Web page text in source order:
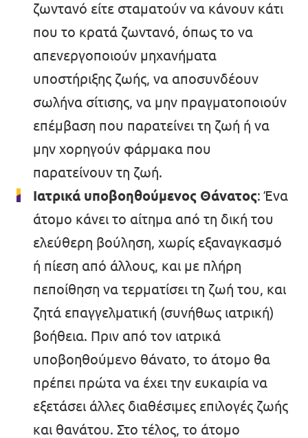
ζωντανό είτε σταματούν να κάνουν κάτι
που το κρατά ζωντανό, όπως το να
απενεργοποιούν μηχανήματα
υποστήριξης ζωής, να αποσυνδέουν
σωλήνα σίτισης, να μην πραγματοποιούν
επέμβαση που παρατείνει τη ζωή ή να
μην χορηγούν φάρμακα που
παρατείνουν τη ζωή.
Ιατρικά υποβοηθούμενος Θάνατος: Ένα
άτομο κάνει το αίτημα από τη δική του
ελεύθερη βούληση, χωρίς εξαναγκασμό
ή πίεση από άλλους, και με πλήρη
πεποίθηση να τερματίσει τη ζωή του, και
ζητά επαγγελματική (συνήθως ιατρική)
βοήθεια. Πριν από τον ιατρικά
υποβοηθούμενο θάνατο, το άτομο θα
πρέπει πρώτα να έχει την ευκαιρία να
εξετάσει άλλες διαθέσιμες επιλογές ζωής
και θανάτου. Στο τέλος, το άτομο